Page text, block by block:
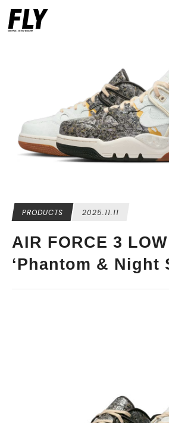
PRODUCTS 2025.11.11
AIR FORCE 3
‘Phantom & Night